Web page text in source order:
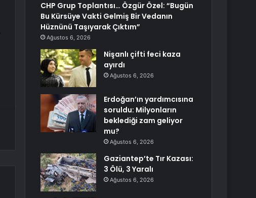
CHP Grup Toplantısı… Özgür Özel: “Bugün
Bu Kürsüye Vakti Gelmiş Bir Vedanın
Hüznünü Taşıyarak Çıktım”
Ağustos 6, 2026
Nişanlı çifti feci kaza
ayırdı
Ağustos 6, 2026
Erdoğan’ın yardımcısına
soruldu: Milyonların
beklediği zam geliyor
mu?
Ağustos 6, 2026
Gaziantep’te Tır Kazası:
3 Ölü, 3 Yaralı
Ağustos 6, 2026